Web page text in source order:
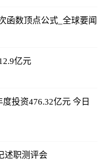
函数顶点公式_全球要闻
投资达12.9亿元
述职测评会